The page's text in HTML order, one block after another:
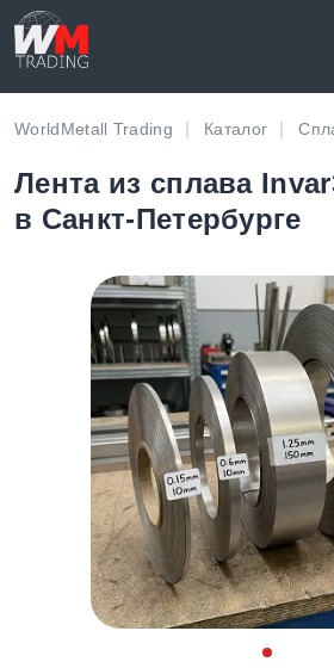
WorldMetall Trading Каталог
Лента из сплава
в Санкт-Петербурге